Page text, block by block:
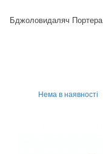
Бджоловидаляч Портера
Нема в наявності